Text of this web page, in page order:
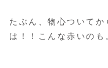
たぶん、物心ついて
は！！こんな赤いのも